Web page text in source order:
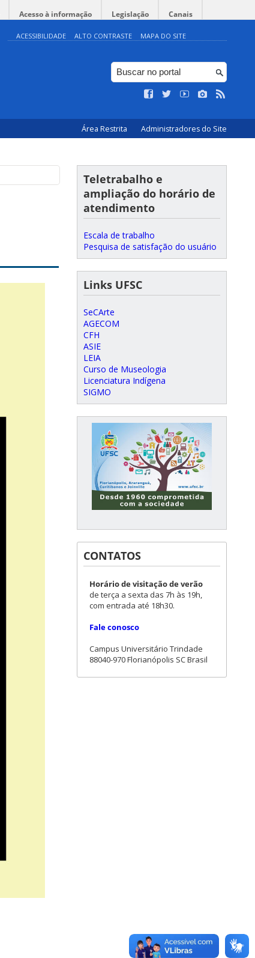
Acesso à informação Legislação Canais
ACESSIBILIDADE ALTO CONTRASTE MAPA DO SITE
Área Restrita Administradores do Site
Teletrabalho e
ampliação do horário de
atendimento
Escala de trabalho
Pesquisa de satisfação do usuário
Links UFSC
SeCArte
AGECOM
CFH
ASIE
LEIA
Curso de Museologia
Licenciatura Indígena
SIGMO
CONTATOS
Horário de visitação de verão
de terça a sexta das 7h às 19h,
com entrada até 18h30.
Fale conosco
Campus Universitário Trindade
88040-970 Florianópolis SC Brasil